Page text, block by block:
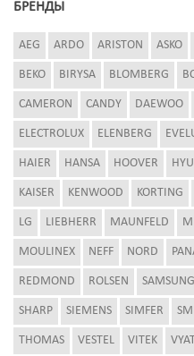
БРЕНДЫ
AEG ARDO ARISTON ASKO
BEKO BIRYSA BLOMBERG
CAMERON CANDY DAEWOO
ELECTROLUX ELENBERG
HAIER HANSA HOOVER
KAISER KENWOOD KORTING
LG LIEBHERR MAUNFELD
MOULINEX NEFF NORD
REDMOND ROLSEN SAMSUNG
SHARP SIEMENS SIMFER
THOMAS VESTEL VITEK